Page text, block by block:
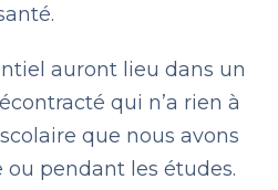
auront lieu dans un
qui n’a rien à
que nous avons
ou pendant les études.